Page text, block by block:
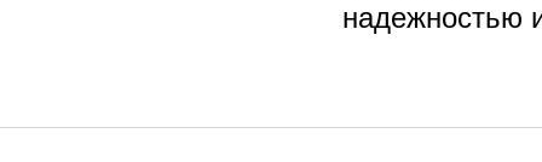
надежностью